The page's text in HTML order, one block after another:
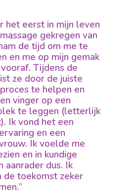
het eerst in mijn leven
gekregen van
de tijd om me te
en me op mijn gemak
Tijdens de
ze door de juiste
te helpen en
vinger op een
te leggen (letterlijk
Ik vond het een
en een
Ik voelde me
en in kundige
aanrader dus. Ik
de toekomst zeker